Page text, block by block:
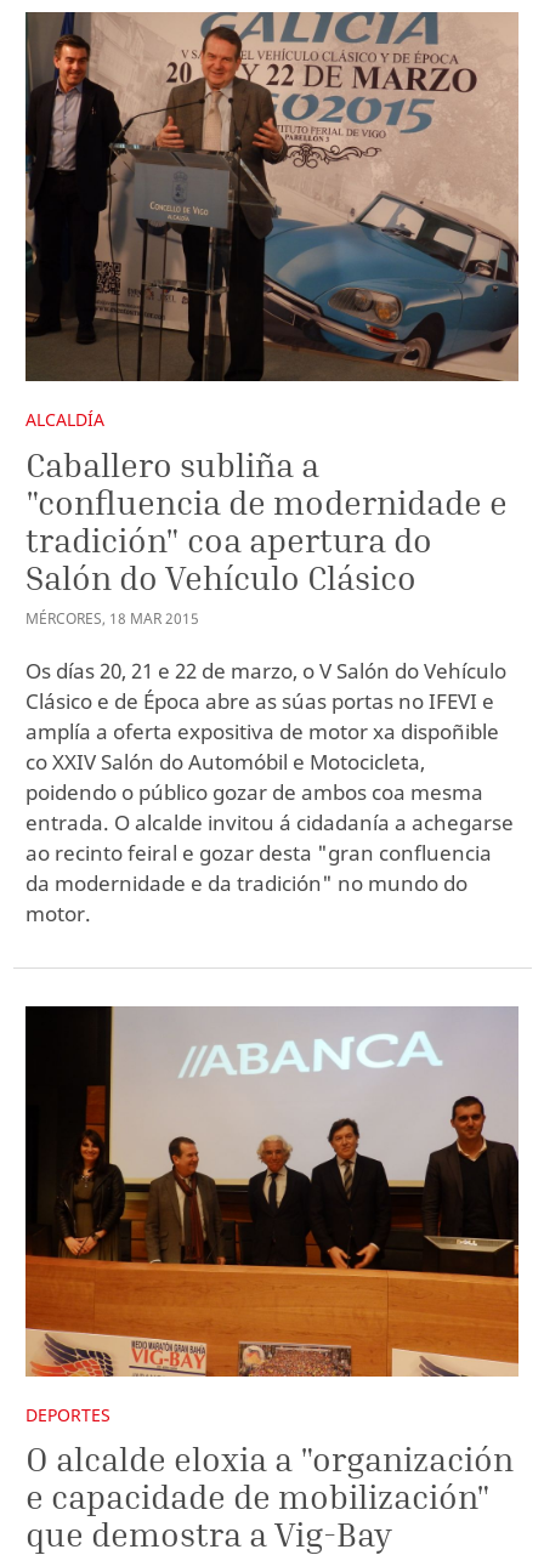
ALCALDÍA
Caballero subliña a
"confluencia de modernidade e
tradición" coa apertura do
Salón do Vehículo Clásico
MÉRCORES, 18 MAR2015
Os días 20, 21 e 22 de marzo, o V Salón do Vehículo
Clásico e de Época abre as súas portas no IFEVI e
amplía a oferta expositiva de motor xa dispoñible
co XXIV Salón do Automóbil e Motocicleta,
poidendo o público gozar de ambos coa mesma
entrada. O alcalde invitou á cidadanía a achegarse
ao recinto feiral e gozar desta "gran confluencia
da modernidade e da tradición" no mundo do
motor.
DEPORTES
O alcalde eloxia a "organización
e capacidade de mobilización"
que demostra a Vig-Bay